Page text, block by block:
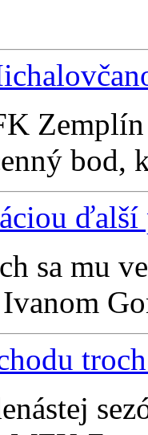
bod,
ďalší
sa mu